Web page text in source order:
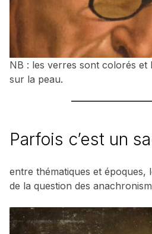
NB : les verres sont colorés et
sur la peau.
Parfois c’est un
entre thématiques et époques,
de la question des